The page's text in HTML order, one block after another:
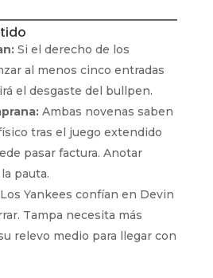
Si el derecho de los
al menos cinco entradas
el desgaste del bullpen.
Ambas novenas saben
tras el juego extendido
pasar factura. Anotar
pauta.
Yankees confían en Devin
Tampa necesita más
relevo medio para llegar con